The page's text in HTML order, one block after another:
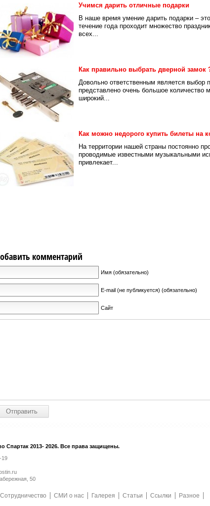
Учимся дарить отличные подарки
В наше время умение дарить подарки –
течение года проходит множество
всех...
Как правильно выбрать дверной замок
Довольно ответственным является выбор
представлено очень большое количество
широкий...
Как можно недорого купить билеты на
На территории нашей страны постоянно
проводимые известными музыкальными
привлекает...
комментарий
Имя (обязательно)
E-mail (не публикуется) (обязательно)
Сайт
Спартак 2013- 2026. Все права защищены.
19
50
Сотрудничество СМИ о нас Галерея Статьи Ссылки Разное